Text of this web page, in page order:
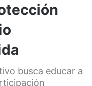
busca educar a